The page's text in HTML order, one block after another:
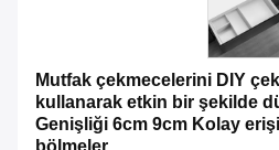
Mutfak çekmecelerini DIY
kullanarak etkin bir şekilde
Genişliği 6cm 9cm Kolay